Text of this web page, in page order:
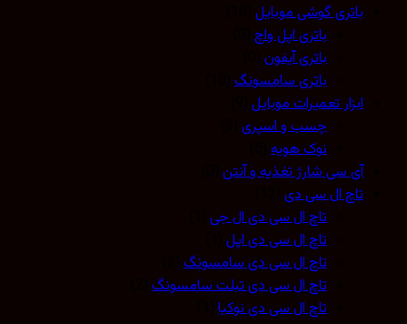
باتری گوشی موبایل(10)
باتری اپل واچ(0)
باتری آیفون(0)
باتری سامسونگ(10)
ابزار تعمیرات موبایل(9)
چسب و اسپری(3)
نوک هویه(5)
آی سی شارژ تغذیه و آنتن(0)
تاچ ال سی دی(12)
تاچ ال سی دی ال جی(1)
تاچ ال سی دی اپل(1)
تاچ ال سی دی سامسونگ(3)
تاچ ال سی دی تبلت سامسونگ(2)
تاچ ال سی دی نوکیا (1)